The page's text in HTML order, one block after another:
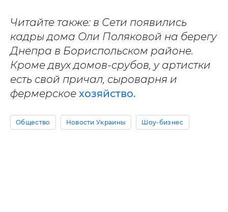
Читайте также: в Сети появились
кадры дома Оли Поляковой на берегу
Днепра в Бориспольском районе.
Кроме двух домов-срубов, у артистки
есть свой причал, сыроварня и
фермерское хозяйство.
Общество Новости Украины Шоу-бизнес